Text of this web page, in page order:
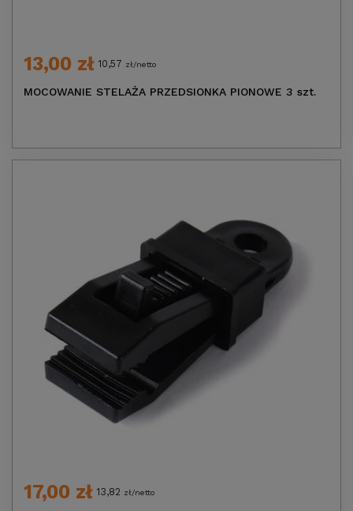
13,00 zł 10,57 zł/netto
MOCOWANIE STELAŻA PRZEDSIONKA PIONOWE 3 szt.
17,00 zł 13,82 zł/netto